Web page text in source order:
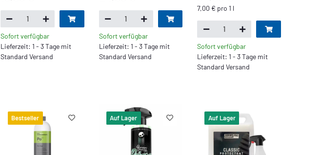
Sofort verfügbar
Lieferzeit: 1 - 3 Tage mit
Standard Versand
Sofort verfügbar
Lieferzeit: 1 - 3 Tage mit
Standard Versand
7,00 € pro 1 l
Sofort verfügbar
Lieferzeit: 1 - 3 Tage mit
Standard Versand
Bestseller Auf Lager Auf Lager